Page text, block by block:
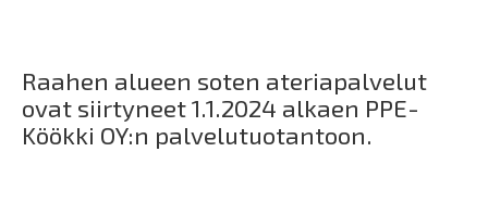
Raahen alueen soten ateriapalvelut
ovat siirtyneet 1.1.2024 alkaen PPE-
Köökki OY:n palvelutuotantoon.